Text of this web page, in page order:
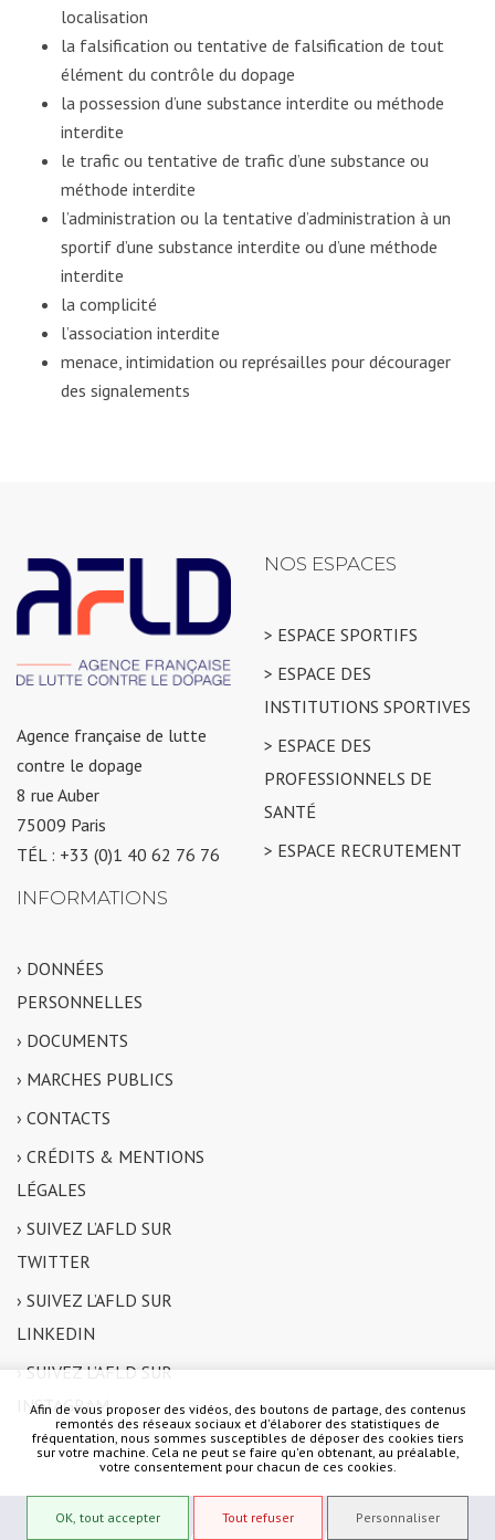
Afin de vous proposer des vidéos, des boutons de partage, des contenus
remontés des réseaux sociaux et d'élaborer des statistiques de
fréquentation, nous sommes susceptibles de déposer des cookies tiers
sur votre machine. Cela ne peut se faire qu'en obtenant, au préalable,
votre consentement pour chacun de ces cookies.
OK, tout accepter Tout refuser Personnaliser
localisation
la falsification ou tentative de falsification de tout
élément du contrôle du dopage
la possession d’une substance interdite ou méthode
interdite
le trafic ou tentative de trafic d’une substance ou
méthode interdite
l’administration ou la tentative d’administration à un
sportif d’une substance interdite ou d’une méthode
interdite
la complicité
l’association interdite
menace, intimidation ou représailles pour décourager
des signalements
Agence française de lutte
contre le dopage
8 rue Auber
75009 Paris
TÉL : +33 (0)1 40 62 76 76
NOS ESPACES
> ESPACE SPORTIFS
> ESPACE DES
INSTITUTIONS SPORTIVES
> ESPACE DES
PROFESSIONNELS DE
SANTÉ
> ESPACE RECRUTEMENT
INFORMATIONS
› DONNÉES
PERSONNELLES
› DOCUMENTS
› MARCHES PUBLICS
› CONTACTS
› CRÉDITS & MENTIONS
LÉGALES
› SUIVEZ L’AFLD SUR
TWITTER
› SUIVEZ L’AFLD SUR
LINKEDIN
› SUIVEZ L’AFLD SUR
INSTAGRAM